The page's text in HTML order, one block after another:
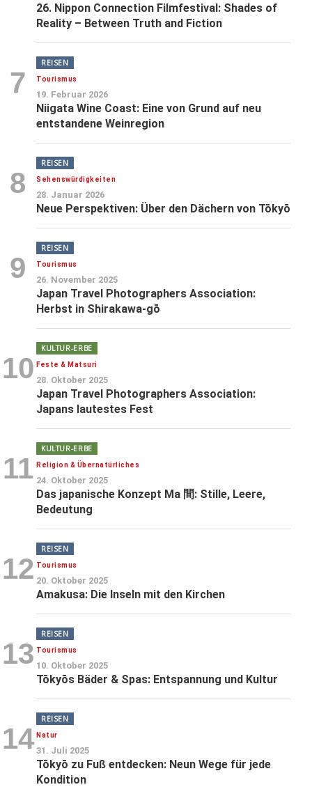
26. Nippon Connection Filmfestival: Shades of
Reality – Between Truth and Fiction
7
REISEN
Tourismus
19. Februar 2026
Niigata Wine Coast: Eine von Grund auf neu
entstandene Weinregion
8
REISEN
Sehenswürdigkeiten
28. Januar 2026
Neue Perspektiven: Über den Dächern von Tōkyō
9
REISEN
Tourismus
26. November 2025
Japan Travel Photographers Association:
Herbst in Shirakawa-gō
10
KULTUR-ERBE
Feste & Matsuri
28. Oktober 2025
Japan Travel Photographers Association:
Japans lautestes Fest
11
KULTUR-ERBE
Religion & Übernatürliches
24. Oktober 2025
Das japanische Konzept Ma 間: Stille, Leere,
Bedeutung
12
REISEN
Tourismus
20. Oktober 2025
Amakusa: Die Inseln mit den Kirchen
13
REISEN
Tourismus
10. Oktober 2025
Tōkyōs Bäder & Spas: Entspannung und Kultur
14
REISEN
Natur
31. Juli 2025
Tōkyō zu Fuß entdecken: Neun Wege für jede
Kondition